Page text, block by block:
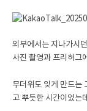
외부에서는 지나가시
사진 촬영과 프리허그
무더위도 잊게 만드는
고 뿌듯한 시간이었는